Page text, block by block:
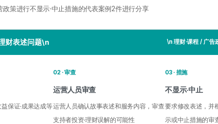
策进行不显示·中止措施的代表案例2件进行分享
财表述问题\n \n 理财·课程 / 广告
保证·成果达成等
02 · 审查
运营人员审查
运营人员确认故事表述和服务内容，审查
支持者投资·理财误解的可能性
03 · 措施
不显示·中止
要求修改表述，并
示或中止措施的审